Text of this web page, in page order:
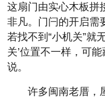
这扇门由实心木板拼
非凡。门闩的开启需
若找不到“小机关”就
关’位置不一样，可
说。
许多闽南老厝，